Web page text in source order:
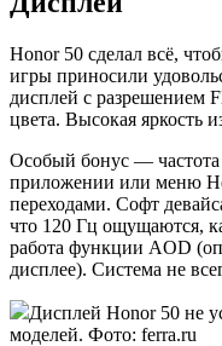
Honor 50 сделал всё,
игры приносили
дисплей с разрешением
цвета. Высокая яркость
Особый бонус —
приложении или меню
переходами. Софт
что 120 Гц ощущаются,
работа функции AOD
дисплее). Система не
Дисплей Honor 50 не
моделей. Фото: ferra.ru